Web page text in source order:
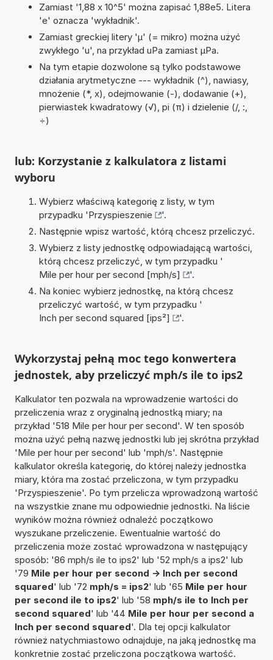
Zamiast '1,88 x 10^5' można zapisać 1,88e5. Litera
'e' oznacza 'wykładnik'.
Zamiast greckiej litery 'µ' (= mikro) można użyć
zwykłego 'u', na przykład uPa zamiast µPa.
Na tym etapie dozwolone są tylko podstawowe
działania arytmetyczne --- wykładnik (^), nawiasy,
mnożenie (*, x), odejmowanie (-), dodawanie (+),
pierwiastek kwadratowy (√), pi (π) i dzielenie (/, :,
÷)
lub: Korzystanie z kalkulatora z listami
wyboru
Wybierz właściwą kategorię z listy, w tym
przypadku 'Przyspieszenie
'.
Następnie wpisz wartość, którą chcesz przeliczyć.
Wybierz z listy jednostkę odpowiadającą wartości,
którą chcesz przeliczyć, w tym przypadku '
Mile per hour per second [mph/s]
'.
Na koniec wybierz jednostkę, na którą chcesz
przeliczyć wartość, w tym przypadku '
Inch per second squared [ips²]
'.
Wykorzystaj pełną moc tego konwertera
jednostek, aby przeliczyć mph/s ile to ips2
Kalkulator ten pozwala na wprowadzenie wartości do
przeliczenia wraz z oryginalną jednostką miary; na
przykład '518 Mile per hour per second'. W ten sposób
można użyć pełną nazwę jednostki lub jej skrótna przykład
'Mile per hour per second' lub 'mph/s'. Następnie
kalkulator określa kategorię, do której należy jednostka
miary, która ma zostać przeliczona, w tym przypadku
'Przyspieszenie'. Po tym przelicza wprowadzoną wartość
na wszystkie znane mu odpowiednie jednostki. Na liście
wyników można również odnaleźć początkowo
wyszukane przeliczenie. Ewentualnie wartość do
przeliczenia może zostać wprowadzona w następujący
sposób: '86 mph/s ile to ips2' lub '52 mph/s a ips2' lub
'79 Mile per hour per second -> Inch per second
squared' lub '72 mph/s = ips2' lub '65 Mile per hour
per second ile to ips2' lub '58 mph/s ile to Inch per
second squared' lub '44 Mile per hour per second a
Inch per second squared'. Dla tej opcji kalkulator
również natychmiastowo odnajduje, na jaką jednostkę ma
konkretnie zostać przeliczona początkowa wartość.